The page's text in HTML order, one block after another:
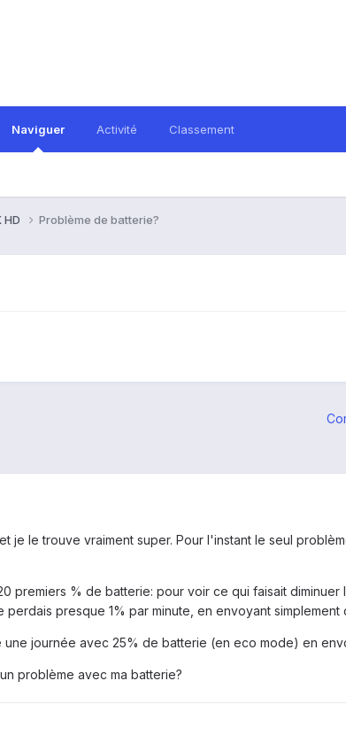
Naviguer Activité Classement
HD Problème de batterie?
je le trouve vraiment super. Pour l'instant le seul
premiers % de batterie: pour voir ce qui faisait
presque 1% par minute, en envoyant simplement
journée avec 25% de batterie (en eco mode) en
problème avec ma batterie?